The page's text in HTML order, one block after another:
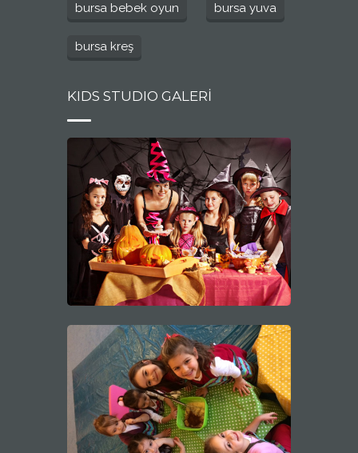
bursa bebek oyun bursa yuva
bursa kreş
KIDS STUDIO GALERİ